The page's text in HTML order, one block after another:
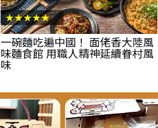
★★★★★
一碗麵吃遍中國！ 面佬香大陸風
味麵食館 用職人精神延續眷村風
味